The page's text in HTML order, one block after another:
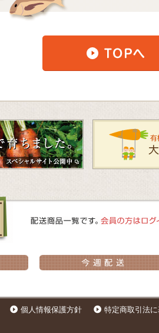
個人情報保護方針 特定商取引法